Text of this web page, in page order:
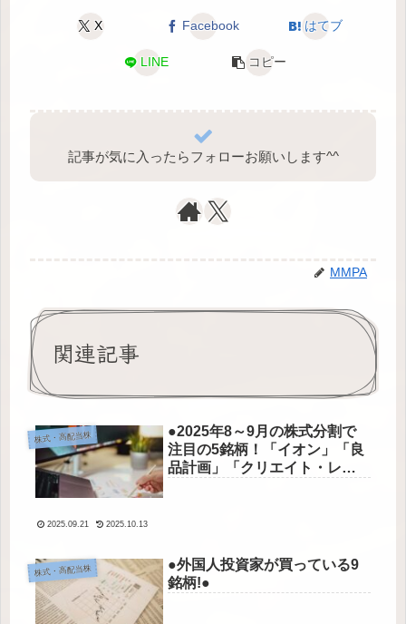
X Facebook はてブ
LINE コピー
記事が気に入ったらフォローお願いします^⁠^⁠
MMPA
関連記事
株式・高配当株
●2025年8～9月の株式分割で
注目の5銘柄！「イオン」「良
品計画」「クリエイト・レス
2025.09.21 2025.10.13
株式・高配当株
●外国人投資家が買っている9
銘柄!●